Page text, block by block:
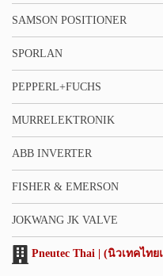
SAMSON POSITIONER
SPORLAN
PEPPERL+FUCHS
MURRELEKTRONIK
ABB INVERTER
FISHER & EMERSON
JOKWANG JK VALVE
Pneutec Thai | (นิวเทคไท